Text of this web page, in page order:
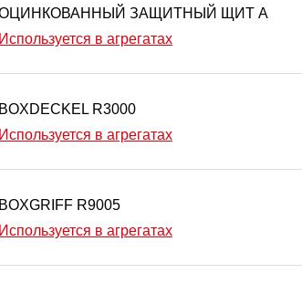
ЗАЩИТНЫЙ ЩИТ А
Используется в агрегатах
BOXDECKEL R3000
Используется в агрегатах
BOXGRIFF R9005
Используется в агрегатах